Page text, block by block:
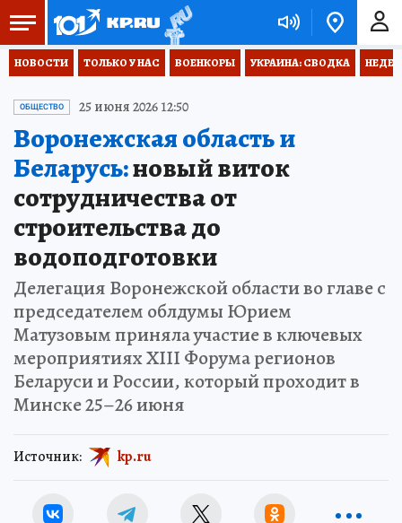
НОВОСТИ ТОЛЬКО У НАС ВОЕНКОРЫ УКРАИНА: СВОДКА
ОБЩЕСТВО 25 июня 2026 12:50
Воронежская область и
Беларусь:новый виток
сотрудничества от
строительства до
водоподготовки
Делегация Воронежской области во главе с
председателем облдумы Юрием
Матузовым приняла участие в ключевых
мероприятиях XIII Форума регионов
Беларуси и России, который проходит в
Минске 25–26 июня
Источник: kp.ru